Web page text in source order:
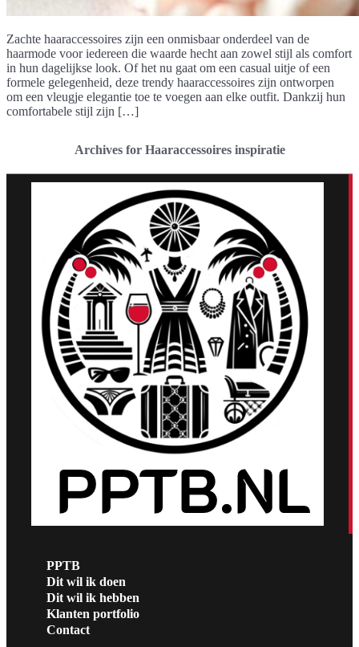
Zachte haaraccessoires zijn een onmisbaar onderdeel van de
haarmode voor iedereen die waarde hecht aan zowel stijl als comfort
in hun dagelijkse look. Of het nu gaat om een casual uitje of een
formele gelegenheid, deze trendy haaraccessoires zijn ontworpen
om een vleugje elegantie toe te voegen aan elke outfit. Dankzij hun
comfortabele stijl zijn […]
Archives for Haaraccessoires inspiratie
PPTB
Dit wil ik doen
Dit wil ik hebben
Klanten portfolio
Contact